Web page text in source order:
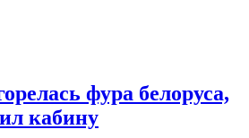
фура белоруса,
кабину